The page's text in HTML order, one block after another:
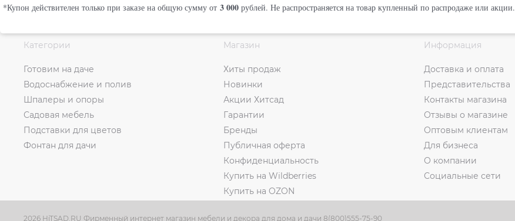
*Купон действителен только при заказе на общую сумму от 3 000 рублей. Не распространяется на товар купленный по распродаже или акции.
Категории
Готовим на даче
Водоснабжение и полив
Шпалеры и опоры
Садовая мебель
Подставки для цветов
Фонтан для дачи
Магазин
Хиты продаж
Новинки
Акции Хитсад
Гарантии
Бренды
Публичная оферта
Конфиденциальность
Купить на Wildberries
Купить на OZON
Информация
Доставка и оплата
Представительства
Контакты магазина
Отзывы о магазине
Оптовым клиентам
Для бизнеса
О компании
Социальные сети
2026 HiTSAD.RU Фирменный интернет магазин мебели и декора для дома и дачи 8(800)555-75-90